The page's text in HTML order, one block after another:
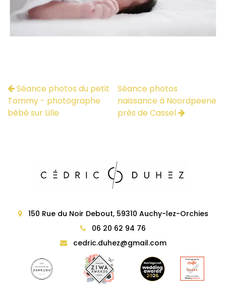
Séance photos du petit
Tommy - photographe
bébé sur Lille
Séance photos
naissance à Noordpeene
près de Cassel
150 Rue du Noir Debout, 59310 Auchy-lez-Orchies
06 20 62 94 76
cedric.duhez@gmail.com